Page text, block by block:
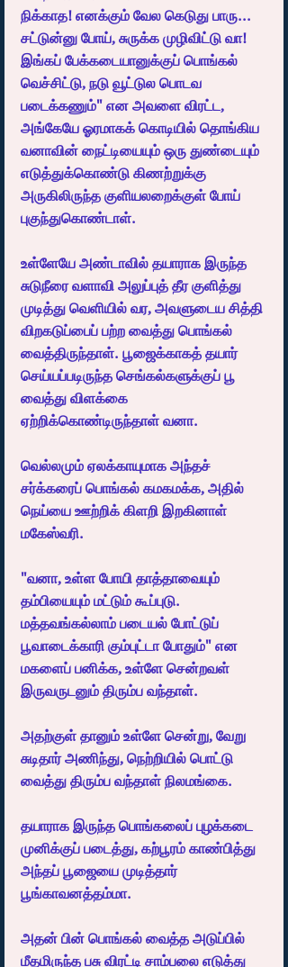
நிக்காத! எனக்கும் வேல கெடுது பாரு...
சட்டுன்னு போய், சுருக்க முழிவிட்டு வா!
இங்கப் பேக்கடையானுக்குப் பொங்கல்
வெச்சிட்டு, நடு வூட்டுல பொடவ
படைக்கணும்" என அவளை விரட்ட,
அங்கேயே ஓரமாகக் கொடியில் தொங்கிய
வனாவின் நைட்டியையும் ஒரு துண்டையும்
எடுத்துக்கொண்டு கிணற்றுக்கு
அருகிலிருந்த குளியலறைக்குள் போய்
புகுந்துகொண்டாள்.
உள்ளேயே அண்டாவில் தயாராக இருந்த
சுடுநீரை வளாவி அலுப்புத் தீர குளித்து
முடித்து வெளியில் வர, அவளுடைய சித்தி
விறகடுப்பைப் பற்ற வைத்து பொங்கல்
வைத்திருந்தாள். பூஜைக்காகத் தயார்
செய்யப்படிருந்த செங்கல்களுக்குப் பூ
வைத்து விளக்கை
ஏற்றிக்கொண்டிருந்தாள் வனா.
வெல்லமும் ஏலக்காயுமாக அந்தச்
சர்க்கரைப் பொங்கல் கமகமக்க, அதில்
நெய்யை ஊற்றிக் கிளறி இறகினாள்
மகேஸ்வரி.
"வனா, உள்ள போயி தாத்தாவையும்
தம்பியையும் மட்டும் கூப்புடு.
மத்தவங்கல்லாம் படையல் போட்டுப்
பூவாடைக்காரி கும்புட்டா போதும்" என
மகளைப் பனிக்க, உள்ளே சென்றவள்
இருவருடனும் திரும்ப வந்தாள்.
அதற்குள் தானும் உள்ளே சென்று, வேறு
சுடிதார் அணிந்து, நெற்றியில் பொட்டு
வைத்து திரும்ப வந்தாள் நிலமங்கை.
தயாராக இருந்த பொங்கலைப் புழக்கடை
முனிக்குப் படைத்து, கற்பூரம் காண்பித்து
அந்தப் பூஜையை முடித்தார்
பூங்காவனத்தம்மா.
அதன் பின் பொங்கல் வைத்த அடுப்பில்
மீதமிருந்த பசு விரட்டி சாம்பலை எடுத்து